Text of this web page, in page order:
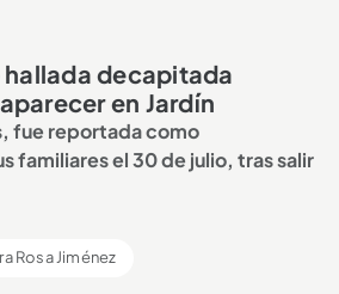
hallada decapitada
en Jardín
fue reportada como
familiares el 30 de julio, tras salir
Rosa Jiménez